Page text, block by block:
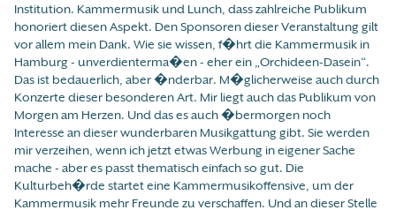
Institution. Kammermusik und Lunch, dass zahlreiche Publikum
honoriert diesen Aspekt. Den Sponsoren dieser Veranstaltung gilt
vor allem mein Dank. Wie sie wissen, f�hrt die Kammermusik in
Hamburg - unverdienterma�en - eher ein „Orchideen-Dasein“.
Das ist bedauerlich, aber �nderbar. M�glicherweise auch durch
Konzerte dieser besonderen Art. Mir liegt auch das Publikum von
Morgen am Herzen. Und das es auch �bermorgen noch
Interesse an dieser wunderbaren Musikgattung gibt. Sie werden
mir verzeihen, wenn ich jetzt etwas Werbung in eigener Sache
mache - aber es passt thematisch einfach so gut. Die
Kulturbeh�rde startet eine Kammermusikoffensive, um der
Kammermusik mehr Freunde zu verschaffen. Und an dieser Stelle